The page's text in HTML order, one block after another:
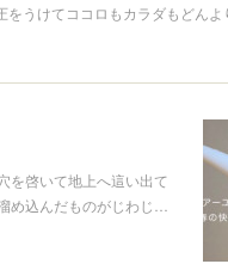
をうけてココロもカラダもどん
を啓いて地上へ這い出て
め込んだものがじわじ…